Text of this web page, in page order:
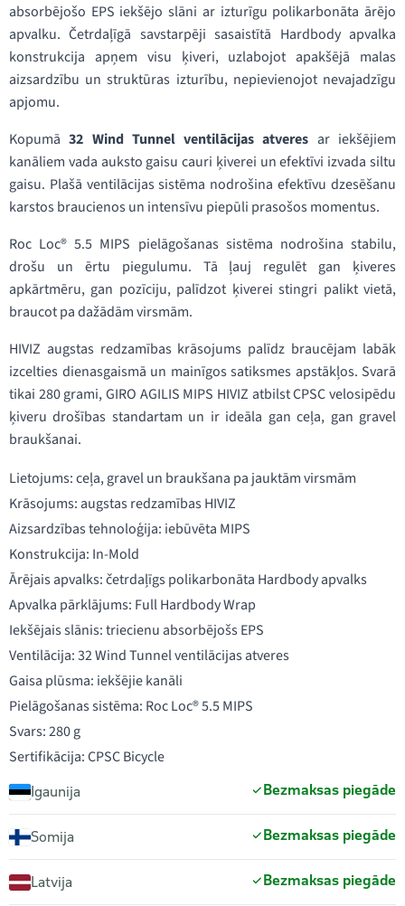
absorbējošo EPS iekšējo slāni ar izturīgu polikarbonāta ārējo
apvalku. Četrdaļīgā savstarpēji sasaistītā Hardbody apvalka
konstrukcija apņem visu ķiveri, uzlabojot apakšējā malas
aizsardzību un struktūras izturību, nepievienojot nevajadzīgu
apjomu.
Kopumā32 Wind Tunnel ventilācijas atveres ar iekšējiem
kanāliem vada auksto gaisu cauri ķiverei un efektīvi izvada siltu
gaisu. Plašā ventilācijas sistēma nodrošina efektīvu dzesēšanu
karstos braucienos un intensīvu piepūli prasošos momentus.
Roc Loc® 5.5 MIPS pielāgošanas sistēma nodrošina stabilu,
drošu un ērtu piegulumu. Tā ļauj regulēt gan ķiveres
apkārtmēru, gan pozīciju, palīdzot ķiverei stingri palikt vietā,
braucot pa dažādām virsmām.
HIVIZ augstas redzamības krāsojums palīdz braucējam labāk
izcelties dienasgaismā un mainīgos satiksmes apstākļos. Svarā
tikai 280 grami, GIRO AGILIS MIPS HIVIZ atbilst CPSC velosipēdu
ķiveru drošības standartam un ir ideāla gan ceļa, gan gravel
braukšanai.
Lietojums: ceļa, gravel un braukšana pa jauktām virsmām
Krāsojums: augstas redzamības HIVIZ
Aizsardzības tehnoloģija: iebūvēta MIPS
Konstrukcija: In-Mold
Ārējais apvalks: četrdaļīgs polikarbonāta Hardbody apvalks
Apvalka pārklājums: Full Hardbody Wrap
Iekšējais slānis: triecienu absorbējošs EPS
Ventilācija: 32 Wind Tunnel ventilācijas atveres
Gaisa plūsma: iekšējie kanāli
Pielāgošanas sistēma: Roc Loc® 5.5 MIPS
Svars: 280 g
Sertifikācija: CPSC Bicycle
Igaunija Bezmaksas piegāde
Somija Bezmaksas piegāde
Latvija Bezmaksas piegāde